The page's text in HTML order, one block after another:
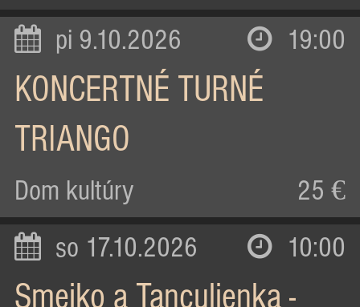
pi 9.10.2026 19:00
KONCERTNÉ TURNÉ
TRIANGO
Dom kultúry 25 €
so 17.10.2026 10:00
Smejko a Tanculienka -